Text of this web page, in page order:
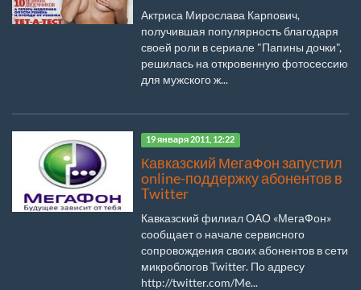
Актриса Мирослава Карпович,
получившая популярность благодаря
своей роли в сериале "Папины дочки",
решилась на откровенную фотосессию
для мужского ж...
19 января 2011, 12:22
Кавказский МегаФон запустил
online-поддержку абонентов в
Twitter
Кавказский филиал ОАО «МегаФон»
сообщает о начале сервисного
сопровождения своих абонентов в сети
микроблогов Twitter. По адресу
http://twitter.com/Me...